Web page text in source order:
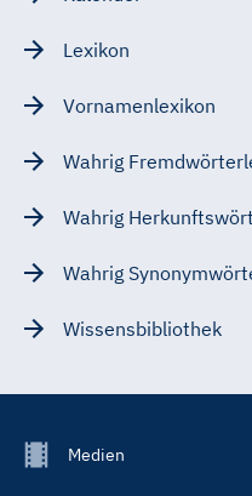
Lexikon
Vornamenlexikon
Wahrig
Wahrig
Wahrig
Wissensbibliothek
FooterMedien